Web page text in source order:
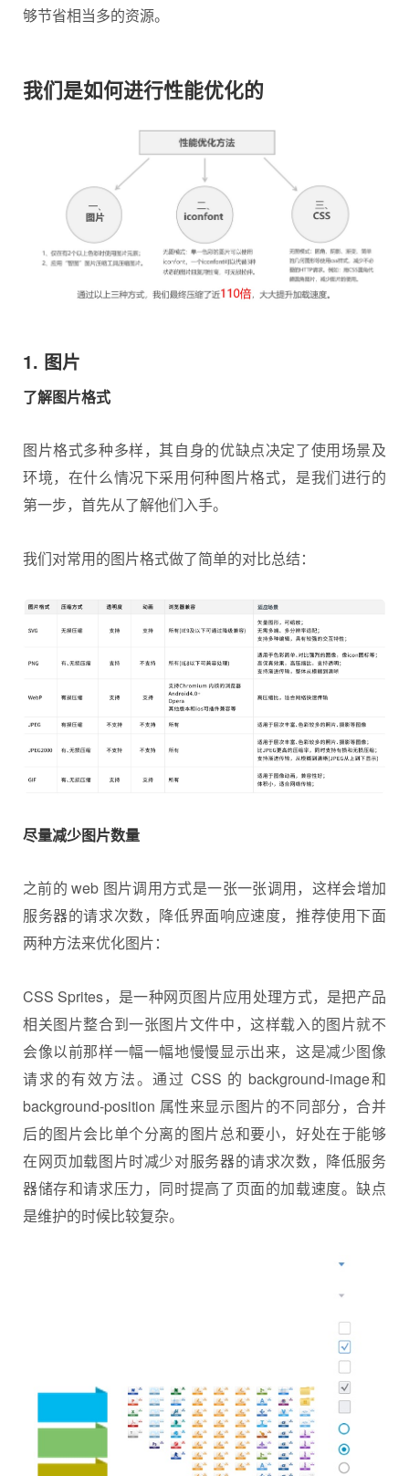
够节省相当多的资源。
我们是如何进行性能优化的
1. 图片
了解图片格式
图片格式多种多样，其自身的优缺点决定了使用场景及
环境，在什么情况下采用何种图片格式，是我们进行的
第一步，首先从了解他们入手。
我们对常用的图片格式做了简单的对比总结：
尽量减少图片数量
之前的 web 图片调用方式是一张一张调用，这样会增加
服务器的请求次数，降低界面响应速度，推荐使用下面
两种方法来优化图片：
CSS Sprites，是一种网页图片应用处理方式，是把产品
相关图片整合到一张图片文件中，这样载入的图片就不
会像以前那样一幅一幅地慢慢显示出来，这是减少图像
请求的有效方法。通过 CSS 的 background-image和
background-position 属性来显示图片的不同部分，合并
后的图片会比单个分离的图片总和要小，好处在于能够
在网页加载图片时减少对服务器的请求次数，降低服务
器储存和请求压力，同时提高了页面的加载速度。缺点
是维护的时候比较复杂。